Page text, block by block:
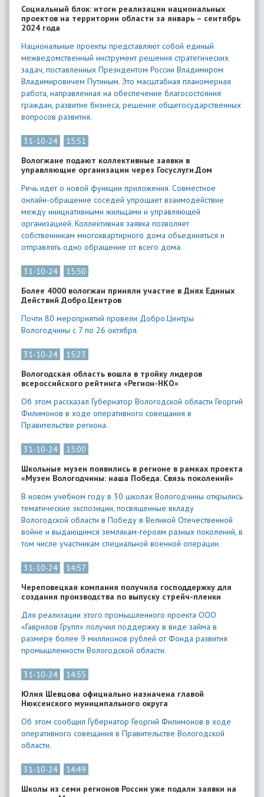
Социальный блок: итоги реализации национальных
проектов на территории области за январь – сентябрь
2024 года
Национальные проекты представляют собой единый
межведомственный инструмент решения стратегических
задач, поставленных Президентом России Владимиром
Владимировичем Путиным. Это масштабная планомерная
работа, направленная на обеспечение благосостояния
граждан, развитие бизнеса, решение общегосударственных
вопросов развития.
31-10-24
15:51
Вологжане подают коллективные заявки в
управляющие организации через Госуслуги.Дом
Речь идет о новой функции приложения. Совместное
онлайн-обращение соседей упрощает взаимодействие
между инициативными жильцами и управляющей
организацией. Коллективная заявка позволяет
собственникам многоквартирного дома объединяться и
отправлять одно обращение от всего дома.
31-10-24
15:50
Более 4000 вологжан приняли участие в Днях Единых
Действий Добро.Центров
Почти 80 мероприятий провели Добро.Центры
Вологодчины с 7 по 26 октября.
31-10-24
15:23
Вологодская область вошла в тройку лидеров
всероссийского рейтинга «Регион-НКО»
Об этом рассказал Губернатор Вологодской области Георгий
Филимонов в ходе оперативного совещания в
Правительстве региона.
31-10-24
15:00
Школьные музеи появились в регионе в рамках проекта
«Музеи Вологодчины: наша Победа. Связь поколений»
В новом учебном году в 30 школах Вологодчины открылись
тематические экспозиции, посвященные вкладу
Вологодской области в Победу в Великой Отечественной
войне и выдающимся землякам-героям разных поколений, в
том числе участникам специальной военной операции.
31-10-24
14:57
Череповецкая компания получила господдержку для
создания производства по выпуску стрейч-пленки
Для реализации этого промышленного проекта ООО
«Гаврилов Групп» получил поддержку в виде займа в
размере более 9 миллионов рублей от Фонда развития
промышленности Вологодской области.
31-10-24
14:55
Юлия Шевцова официально назначена главой
Нюксенского муниципального округа
Об этом сообщил Губернатор Георгий Филимонов в ходе
оперативного совещания в Правительстве Вологодской
области.
31-10-24
14:49
Школы из семи регионов России уже подали заявки на